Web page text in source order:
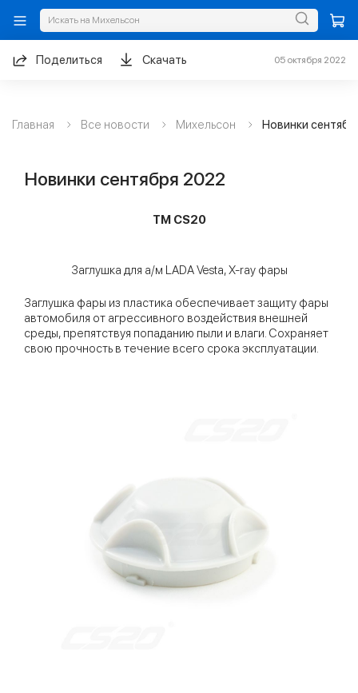
Главная Все новости Михельсон Новинки
Поделиться Скачать 05 октября 2022
Новинки сентября 2022
ТМ CS20
Заглушка для а/м LADA Vesta, X-ray фары
Заглушка фары из пластика обеспечивает защиту фары
автомобиля от агрессивного воздействия внешней
среды, препятствуя попаданию пыли и влаги. Сохраняет
свою прочность в течение всего срока эксплуатации.